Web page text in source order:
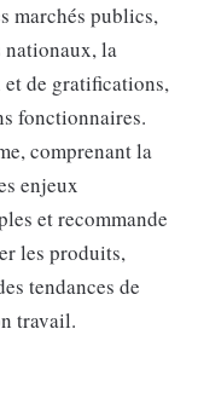
marchés publics,
nationaux, la
et de gratifications,
fonctionnaires.
comprenant la
enjeux
et recommande
les produits,
tendances de
travail.